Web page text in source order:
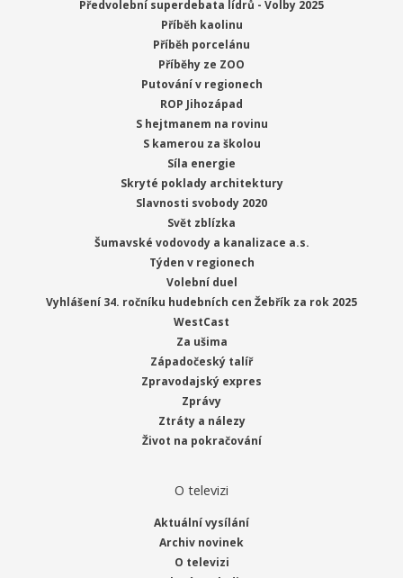
Předvolební superdebata lídrů - Volby 2025
Příběh kaolinu
Příběh porcelánu
Příběhy ze ZOO
Putování v regionech
ROP Jihozápad
S hejtmanem na rovinu
S kamerou za školou
Síla energie
Skryté poklady architektury
Slavnosti svobody 2020
Svět zblízka
Šumavské vodovody a kanalizace a.s.
Týden v regionech
Volební duel
Vyhlášení 34. ročníku hudebních cen Žebřík za rok 2025
WestCast
Za ušima
Západočeský talíř
Zpravodajský expres
Zprávy
Ztráty a nálezy
Život na pokračování
O televizi
Aktuální vysílání
Archiv novinek
O televizi